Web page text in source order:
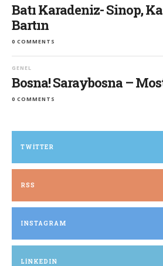
Batı Karadeniz- Sinop,
Bartın
0 COMMENTS
GENEL
Bosna! Saraybosna –
0 COMMENTS
TWITTER
RSS
INSTAGRAM
LINKEDIN